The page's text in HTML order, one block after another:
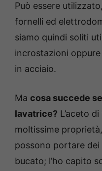
Può essere
fornelli ed
siamo quindi soliti
incrostazioni
in acciaio.
Ma cosa succede
lavatrice? L’aceto
moltissime
possono portare
bucato; l’ho capito